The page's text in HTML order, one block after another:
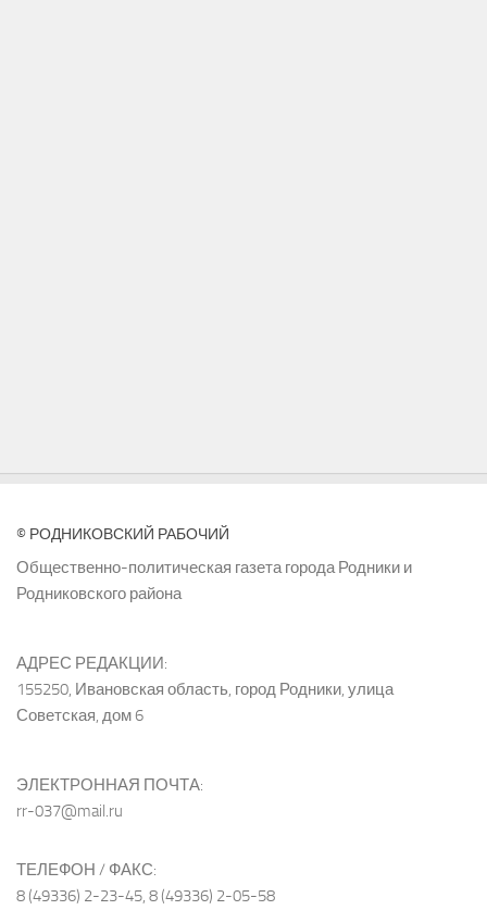
© РОДНИКОВСКИЙ РАБОЧИЙ
Общественно-политическая газета города Родники и
Родниковского района
АДРЕС РЕДАКЦИИ:
155250, Ивановская область, город Родники, улица
Советская, дом 6
ЭЛЕКТРОННАЯ ПОЧТА:
rr-037@mail.ru
ТЕЛЕФОН / ФАКС:
8 (49336) 2-23-45, 8 (49336) 2-05-58